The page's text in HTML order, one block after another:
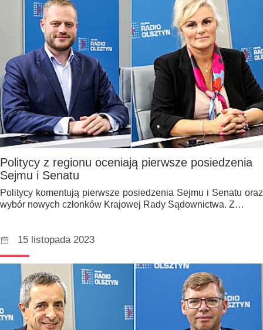
Politycy z regionu oceniają pierwsze posiedzenia
Sejmu i Senatu
Politycy komentują pierwsze posiedzenia Sejmu i Senatu oraz
wybór nowych członków Krajowej Rady Sądownictwa. Z…
15 listopada 2023